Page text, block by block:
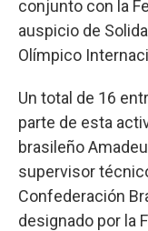
conjunto con la
auspicio de
Olímpico
Un total de 16
parte de esta
brasileño
supervisor
Confederación
designado por la